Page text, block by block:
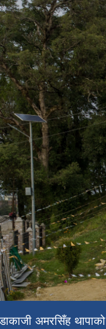
प्राकृतिक दृश्य
अमरसिँह थापाको
मन्दिर
प्राकृतिक दृश्य
प्रशासनिक भवन